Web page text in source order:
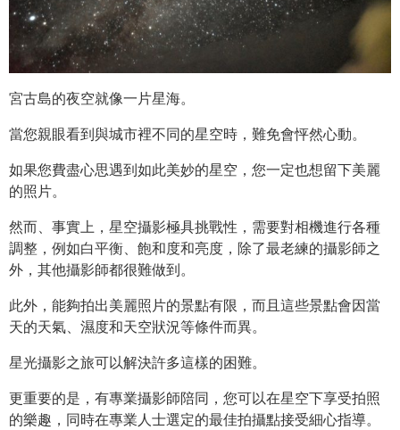
宮古島的夜空就像一片星海。
當您親眼看到與城市裡不同的星空時，難免會怦然心動。
如果您費盡心思遇到如此美妙的星空，您一定也想留下美麗
的照片。
然而、 事實上，星空攝影極具挑戰性，需要對相機進行各種
調整，例如白平衡、飽和度和亮度，除了最老練的攝影師之
外，其他攝影師都很難做到。
此外，能夠拍出美麗照片的景點有限，而且這些景點會因當
天的天氣、濕度和天空狀況等條件而異。
星光攝影之旅可以解決許多這樣的困難。
更重要的是，有專業攝影師陪同，您可以在星空下享受拍照
的樂趣，同時在專業人士選定的最佳拍攝點接受細心指導。